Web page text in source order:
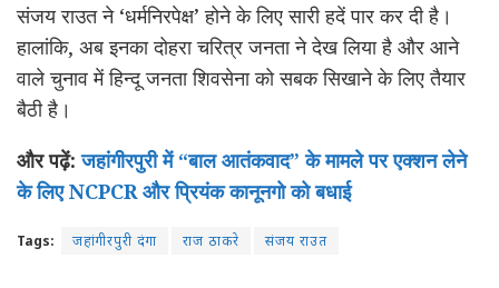
संजय राउत ने ‘धर्मनिरपेक्ष’ होने के लिए सारी हदें पार कर दी है।
हालांकि, अब इनका दोहरा चरित्र जनता ने देख लिया है और आने
वाले चुनाव में हिन्दू जनता शिवसेना को सबक सिखाने के लिए तैयार
बैठी है।
और पढ़ें:जहांगीरपुरी में “बाल आतंकवाद” के मामले पर एक्शन लेने
के लिए NCPCR और प्रियंक कानूनगो को बधाई
Tags: जहांगीरपुरी दंगा राज ठाकरे संजय राउत